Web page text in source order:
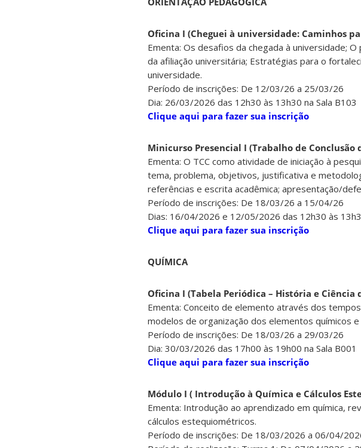
Oficina I (Cheguei à universidade: Caminhos
Ementa: Os desafios da chegada à universidade;
da afiliação universitária; Estratégias para o
universidade.
Período de inscrições: De 12/03/26 a 25/03/26
Dia: 26/03/2026 das 12h30 às 13h30 na Sala B103
Clique aqui para fazer sua inscrição
Minicurso Presencial I (Trabalho de Conclusão
Ementa: O TCC como atividade de iniciação à
tema, problema, objetivos, justificativa e
referências e escrita acadêmica; apresentação/
Período de inscrições: De 18/03/26 a 15/04/26
Dias: 16/04/2026 e 12/05/2026 das 12h30 às
Clique aqui para fazer sua inscrição
QUÍMICA
Oficina I (Tabela Periódica – História e Ciência
Ementa: Conceito de elemento através dos
modelos de organização dos elementos químicos
Período de inscrições: De 18/03/26 a 29/03/26
Dia: 30/03/2026 das 17h00 às 19h00 na Sala B001
Clique aqui para fazer sua inscrição
Módulo I ( Introdução à Química e Cálculos
Ementa: Introdução ao aprendizado em química,
cálculos estequiométricos.
Período de inscrições: De 18/03/2026 a 06/04/